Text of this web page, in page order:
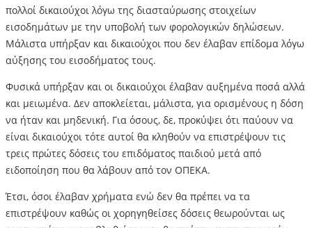
πολλοί δικαιούχοι λόγω της διασταύρωσης στοιχείων
εισοδημάτων με την υποβολή των φορολογικών δηλώσεων.
Μάλιστα υπήρξαν και δικαιούχοι που δεν έλαβαν επίδομα λόγω
αύξησης του εισοδήματος τους.
Φυσικά υπήρξαν και οι δικαιούχοι έλαβαν αυξημένα ποσά αλλά
και μειωμένα. Δεν αποκλείεται, μάλιστα, για ορισμένους η δόση
να ήταν και μηδενική. Για όσους, δε, προκύψει ότι παύουν να
είναι δικαιούχοι τότε αυτοί θα κληθούν να επιστρέψουν τις
τρεις πρώτες δόσεις του επιδόματος παιδιού μετά από
ειδοποίηση που θα λάβουν από τον ΟΠΕΚΑ.
Έτσι, όσοι έλαβαν χρήματα ενώ δεν θα πρέπει να τα
επιστρέψουν καθώς οι χορηγηθείσες δόσεις θεωρούνται ως